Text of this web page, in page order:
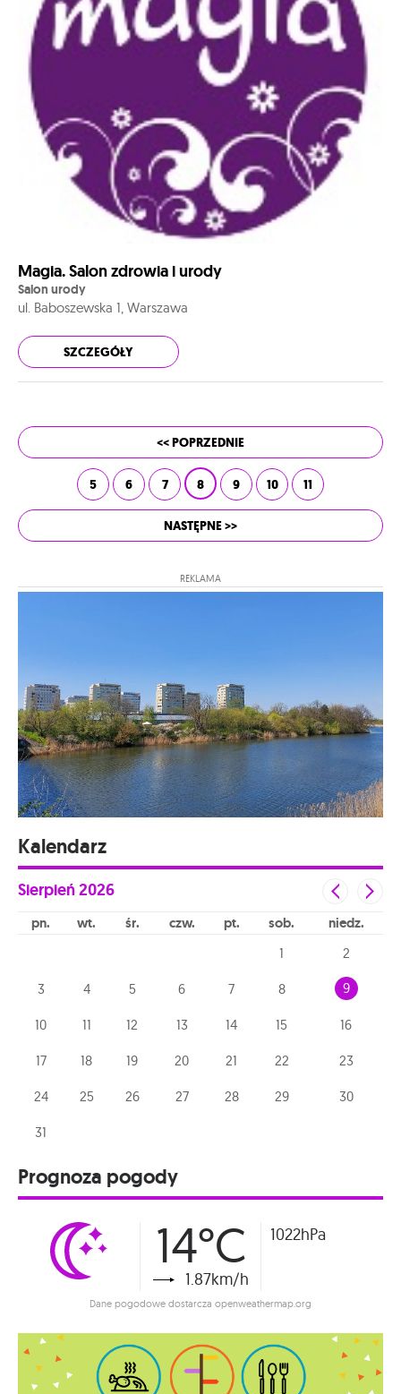
Magia. Salon zdrowia i urody
Salon urody
ul. Baboszewska 1, Warszawa
SZCZEGÓŁY
<< POPRZEDNIE
5 6 7 8 9 10 11
NASTĘPNE >>
REKLAMA
Kalendarz
Sierpień2026
pn wt śr czw pt sob niedz
1 2
3 4 5 6 7 8 9
10 11 12 13 14 15 16
17 18 19 20 21 22 23
24 25 26 27 28 29 30
31
Prognoza pogody
14°C
1.87km/h
1022hPa
Dane pogodowe dostarcza openweathermap.org